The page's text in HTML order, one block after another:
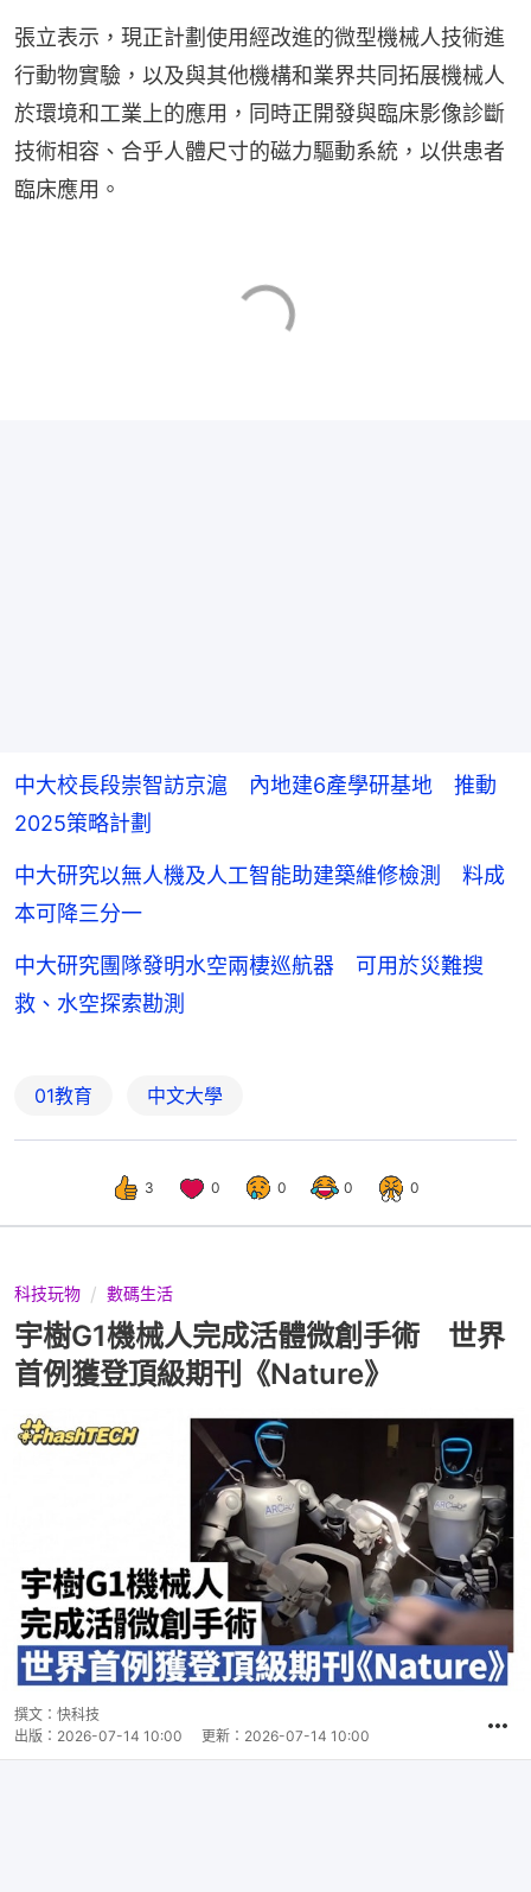
張立表示，現正計劃使用經改進的微型機械人技術進
行動物實驗，以及與其他機構和業界共同拓展機械人
於環境和工業上的應用，同時正開發與臨床影像診斷
技術相容、合乎人體尺寸的磁力驅動系統，以供患者
臨床應用。
中大校長段崇智訪京滬 內地建6產學研基地 推動
2025策略計劃
中大研究以無人機及人工智能助建築維修檢測 料成
本可降三分一
中大研究團隊發明水空兩棲巡航器 可用於災難搜
救、水空探索勘測
01教育 中文大學
3 0 0 0 0
科技玩物 數碼生活
宇樹G1機械人完成活體微創手術 世界
首例獲登頂級期刊《Nature》
撰文： 快科技
出版： 2026-07-14 10:00 更新： 2026-07-14 10:00